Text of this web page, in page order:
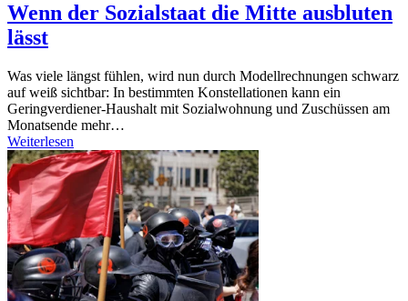
Wenn der Sozialstaat die Mitte ausbluten
lässt
Was viele längst fühlen, wird nun durch Modellrechnungen schwarz
auf weiß sichtbar: In bestimmten Konstellationen kann ein
Geringverdiener-Haushalt mit Sozialwohnung und Zuschüssen am
Monatsende mehr…
Weiterlesen